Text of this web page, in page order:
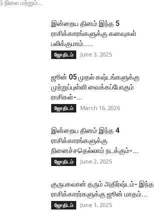
நிலை மற்றும்...
இன்றைய தினம் இந்த 5
ராசிக்காரங்களுக்கு கனவுகள்
பலிக்குமாம்.....
ஜோதிடம் June 3, 2025
ஜூன் 05 முதல் கஷ்டங்களுக்கு
முற்றுப்புள்ளி வைக்கப்போகும்
ராசிகள்-...
ஜோதிடம் March 16, 2026
இன்றைய தினம் இந்த 4
ராசிக்காரங்களுக்கு
நினைச்சதெல்லாம் நடக்கும்-...
ஜோதிடம் June 2, 2025
குருபகவான் தரும் அதிர்ஷ்டம்- இந்த
ராசிக்காரர்களுக்கு ஜூன் மாதம்...
ஜோதிடம் June 1, 2025